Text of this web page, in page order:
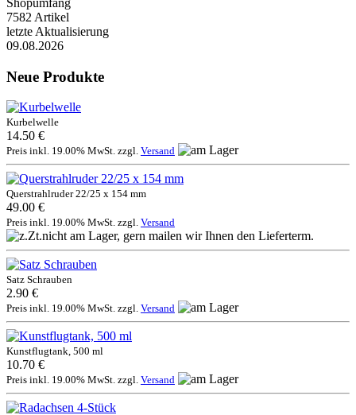
7582 Artikel
letzte Aktualisierung
09.08.2026
Neue Produkte
Kurbelwelle
14.50 €
Preis inkl. 19.00% MwSt. zzgl. Versand
Querstrahlruder 22/25 x 154 mm
49.00 €
Preis inkl. 19.00% MwSt. zzgl. Versand
Satz Schrauben
2.90 €
Preis inkl. 19.00% MwSt. zzgl. Versand
Kunstflugtank, 500 ml
10.70 €
Preis inkl. 19.00% MwSt. zzgl. Versand